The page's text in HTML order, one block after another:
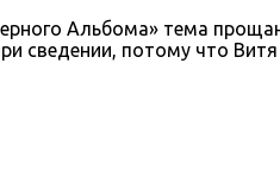
Альбома» тема
сведении, потому что